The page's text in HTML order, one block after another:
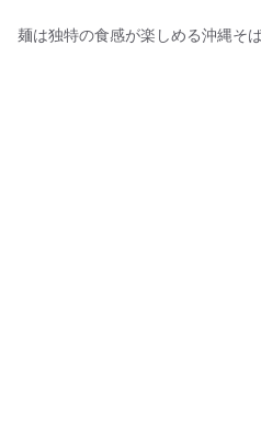
麺は独特の食感が楽しめる沖縄そ